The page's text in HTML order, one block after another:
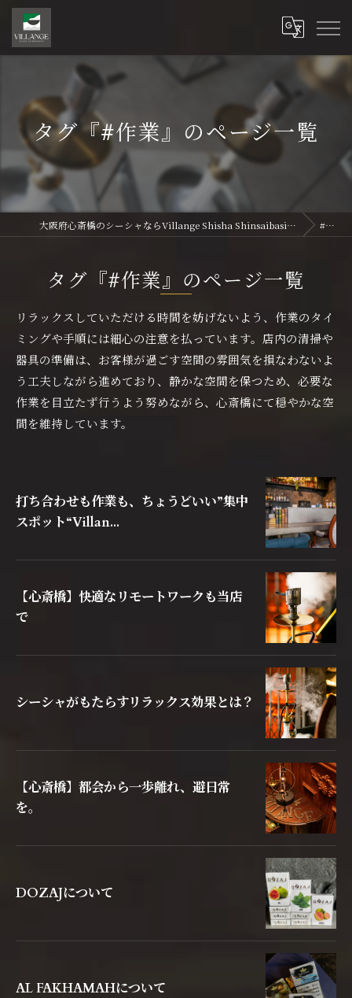
タグ『#作業』のページ一覧
大阪府心斎橋のシーシャならVillange Shisha Shinsaibasi〜ヴィランジュ シーシャ 心斎橋 #作業
タグ『#作業』のページ一覧
リラックスしていただける時間を妨げないよう、作業のタイ
ミングや手順には細心の注意を払っています。店内の清掃や
器具の準備は、お客様が過ごす空間の雰囲気を損なわないよ
う工夫しながら進めており、静かな空間を保つため、必要な
作業を目立たず行うよう努めながら、心斎橋にて穏やかな空
間を維持しています。
打ち合わせも作業も、ちょうどいい”集中
スポット“Villan...
【心斎橋】快適なリモートワークも当店
で
シーシャがもたらすリラックス効果とは？
【心斎橋】都会から一歩離れ、避日常
を。
DOZAJについて
AL FAKHAMAHについて